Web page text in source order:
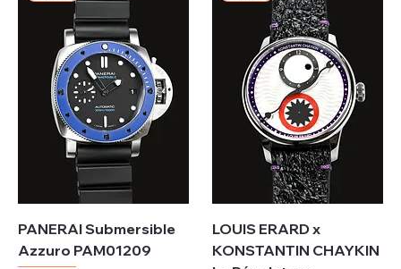
PANERAI Submersible
Azzuro PAM01209
LOUIS ERARD x
KONSTANTIN CHAYKIN